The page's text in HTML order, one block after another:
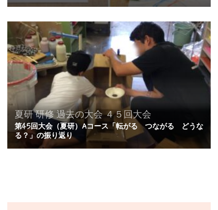
夏研 研修 過去の大会 ４５回大会
第45回大会（夏研）Aコース「転がる つながる どうな
る？」の振り返り